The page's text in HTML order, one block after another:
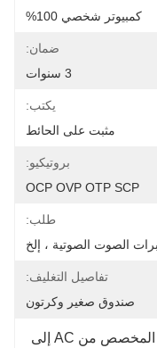
كمبيوتر شخصي 100%
ضمان:
3 سنوات
يكتب:
مثبت على الحائط
بروتيكيو:
OCP OVP OTP SCP
طلب:
تفاصيل التغليف:
صندوق صغير وكرتون